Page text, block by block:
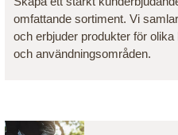
omfattande sortiment. Vi
och erbjuder produkter för olika
och användningsområden.